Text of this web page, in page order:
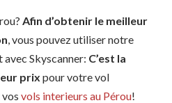
Afin d’obtenir le meilleur
, vous pouvez utiliser notre
Skyscanner: C’est la
prix pour votre vol
vols interieurs au Pérou!